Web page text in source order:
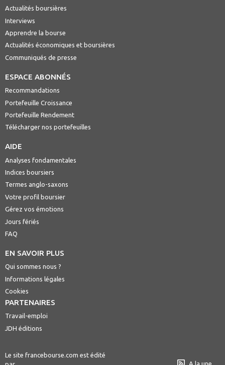
Actualités boursières
Interviews
Apprendre la bourse
Actualités économiques et boursières
Communiqués de presse
ESPACE ABONNÉS
Recommandations
Portefeuille Croissance
Portefeuille Rendement
Télécharger nos portefeuilles
AIDE
Analyses fondamentales
Indices boursiers
Termes anglo-saxons
Votre profil boursier
Gérez vos émotions
Jours fériés
FAQ
EN SAVOIR PLUS
Qui sommes nous ?
Informations légales
Cookies
PARTENAIRES
Travail-emploi
JDH éditions
Le site francebourse.com est édité
A la une